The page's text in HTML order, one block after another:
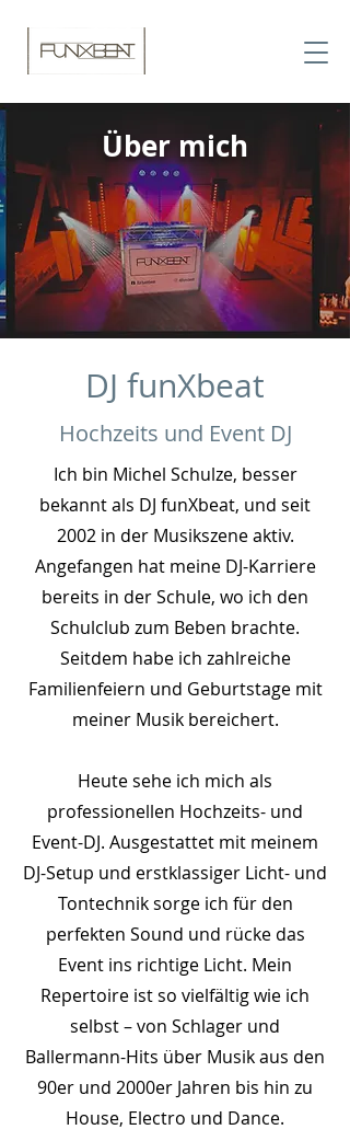
Über mich
DJ funXbeat
Hochzeits und Event DJ
Ich bin Michel Schulze, besser
bekannt als DJ funXbeat, und seit
2002 in der Musikszene aktiv.
Angefangen hat meine DJ-Karriere
bereits in der Schule, wo ich den
Schulclub zum Beben brachte.
Seitdem habe ich zahlreiche
Familienfeiern und Geburtstage mit
meiner Musik bereichert.
Heute sehe ich mich als
professionellen Hochzeits- und
Event-DJ. Ausgestattet mit meinem
DJ-Setup und erstklassiger Licht- und
Tontechnik sorge ich für den
perfekten Sound und rücke das
Event ins richtige Licht. Mein
Repertoire ist so vielfältig wie ich
selbst – von Schlager und
Ballermann-Hits über Musik aus den
90er und 2000er Jahren bis hin zu
House, Electro und Dance.